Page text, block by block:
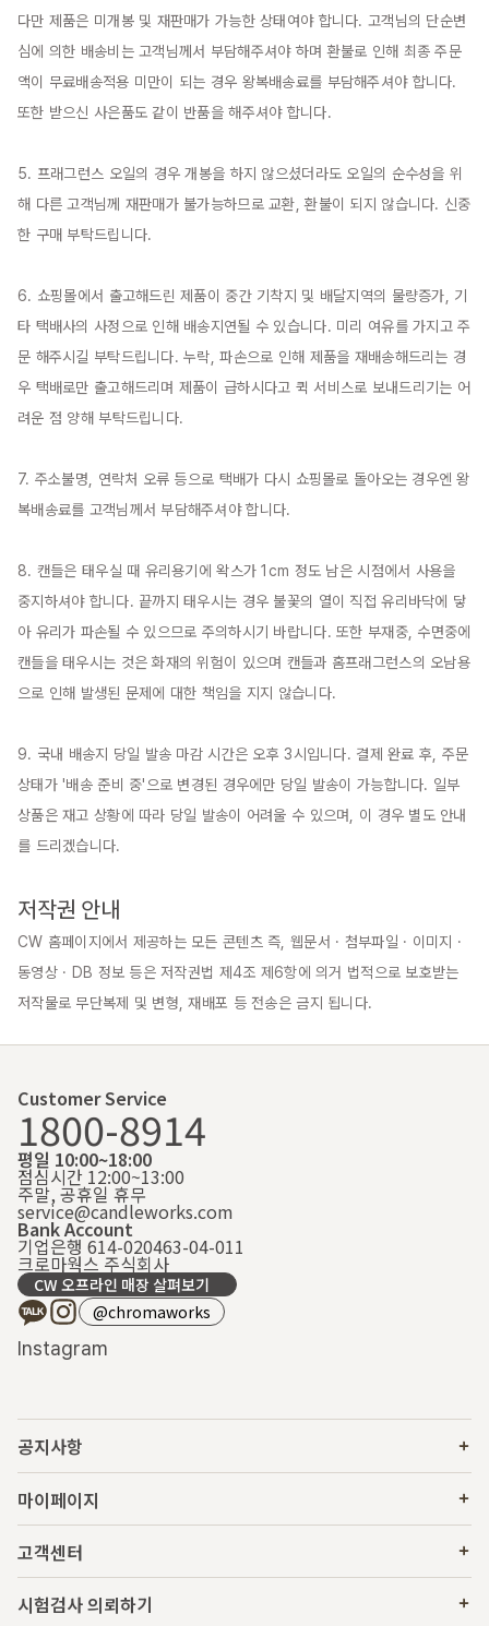
다만 제품은 미개봉 및 재판매가 가능한 상태여야 합니다. 고객님의 단순변
심에 의한 배송비는 고객님께서 부담해주셔야 하며 환불로 인해 최종 주문
액이 무료배송적용 미만이 되는 경우 왕복배송료를 부담해주셔야 합니다.
또한 받으신 사은품도 같이 반품을 해주셔야 합니다.
5. 프래그런스 오일의 경우 개봉을 하지 않으셨더라도 오일의 순수성을 위
해 다른 고객님께 재판매가 불가능하므로 교환, 환불이 되지 않습니다. 신중
한 구매 부탁드립니다.
6. 쇼핑몰에서 출고해드린 제품이 중간 기착지 및 배달지역의 물량증가, 기
타 택배사의 사정으로 인해 배송지연될 수 있습니다. 미리 여유를 가지고 주
문 해주시길 부탁드립니다. 누락, 파손으로 인해 제품을 재배송해드리는 경
우 택배로만 출고해드리며 제품이 급하시다고 퀵 서비스로 보내드리기는 어
려운 점 양해 부탁드립니다.
7. 주소불명, 연락처 오류 등으로 택배가 다시 쇼핑몰로 돌아오는 경우엔 왕
복배송료를 고객님께서 부담해주셔야 합니다.
8. 캔들은 태우실 때 유리용기에 왁스가 1cm 정도 남은 시점에서 사용을
중지하셔야 합니다. 끝까지 태우시는 경우 불꽃의 열이 직접 유리바닥에 닿
아 유리가 파손될 수 있으므로 주의하시기 바랍니다. 또한 부재중, 수면중에
캔들을 태우시는 것은 화재의 위험이 있으며 캔들과 홈프래그런스의 오남용
으로 인해 발생된 문제에 대한 책임을 지지 않습니다.
9. 국내 배송지 당일 발송 마감 시간은 오후 3시입니다. 결제 완료 후, 주문
상태가 '배송 준비 중'으로 변경된 경우에만 당일 발송이 가능합니다. 일부
상품은 재고 상황에 따라 당일 발송이 어려울 수 있으며, 이 경우 별도 안내
를 드리겠습니다.
저작권 안내
CW 홈페이지에서 제공하는 모든 콘텐츠 즉, 웹문서 · 첨부파일 · 이미지 ·
동영상 · DB 정보 등은 저작권법 제4조 제6항에 의거 법적으로 보호받는
저작물로 무단복제 및 변형, 재배포 등 전송은 금지 됩니다.
Customer Service
1800-8914
평일 10:00~18:00
점심시간 12:00~13:00
주말, 공휴일 휴무
service@candleworks.com
Bank Account
기업은행 614-020463-04-011
크로마웍스 주식회사
CW 오프라인 매장 살펴보기
@chromaworks
Instagram
공지사항
마이페이지
고객센터
시험검사 의뢰하기